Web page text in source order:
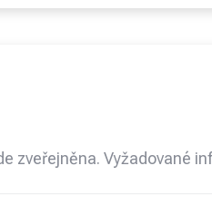
zveřejněna. Vyžadované